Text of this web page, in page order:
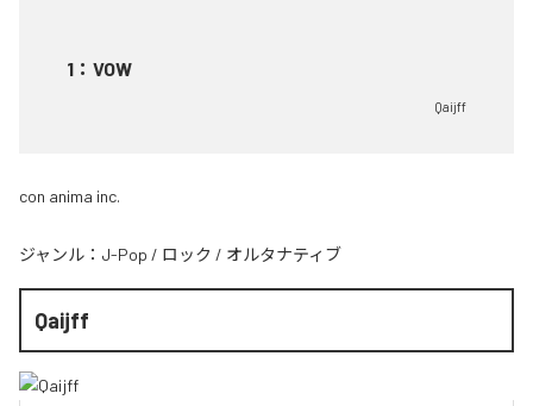
1 ： VOW
Qaijff
con anima inc.
ジャンル： J-Pop / ロック / オルタナティブ
Qaijff